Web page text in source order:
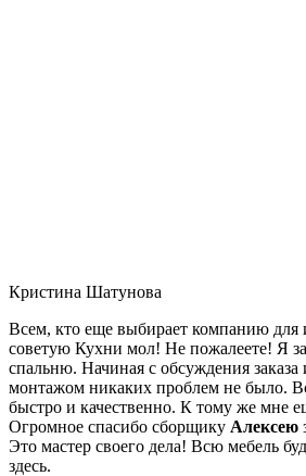
Кристина Шатунова
Всем, кто еще выбирает компанию для
советую Кухни мол! Не пожалеете! Я
спальню. Начиная с обсуждения заказа
монтажом никаких проблем не было.
быстро и качественно. К тому же мне
Огромное спасибо сборщику Алексею
Это мастер своего дела! Всю мебель
здесь.